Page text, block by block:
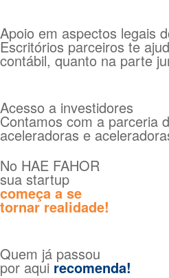
Apoio em aspectos legais
Escritórios parceiros te
contábil, quanto na parte
Acesso a investidores
Contamos com a parceria
aceleradoras e
No HAE FAHOR
sua startup
começa a se
tornar realidade!
Quem já passou
por aqui recomenda!